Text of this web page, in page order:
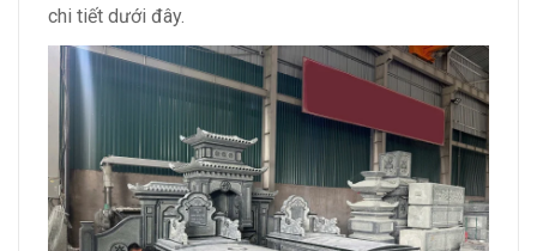
chi tiết dưới đây.